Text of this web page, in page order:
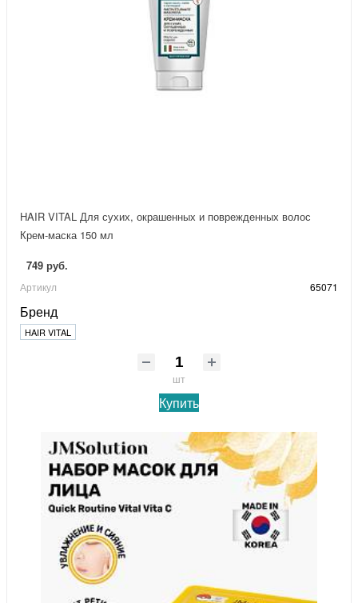
HAIR VITAL Для сухих, окрашенных и поврежденных волос
Крем-маска 150 мл
749 руб.
Артикул 65071
Бренд
HAIR VITAL
шт
Купить